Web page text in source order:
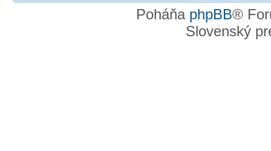
Poháňa phpBB®
Slovenský